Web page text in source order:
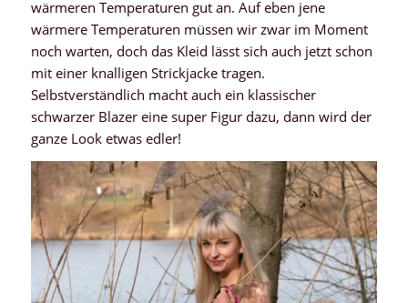
wärmeren Temperaturen gut an. Auf eben jene
wärmere Temperaturen müssen wir zwar im Moment
noch warten, doch das Kleid lässt sich auch jetzt schon
mit einer knalligen Strickjacke tragen.
Selbstverständlich macht auch ein klassischer
schwarzer Blazer eine super Figur dazu, dann wird der
ganze Look etwas edler!